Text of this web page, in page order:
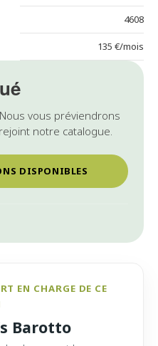
vous préviendrons
notre catalogue.
DISPONIBLES
4608
135 €/mois
EN CHARGE DE CE
Barotto